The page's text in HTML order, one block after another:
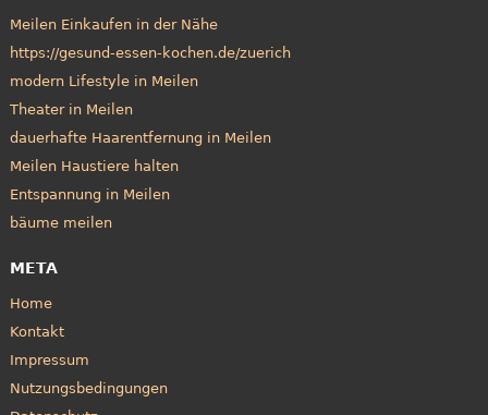
Meilen Einkaufen in der Nähe
https://gesund-essen-kochen.de/zuerich
modern Lifestyle in Meilen
Theater in Meilen
dauerhafte Haarentfernung in Meilen
Meilen Haustiere halten
Entspannung in Meilen
bäume meilen
META
Home
Kontakt
Impressum
Nutzungsbedingungen